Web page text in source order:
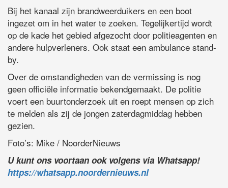
Bij het kanaal zijn brandweerduikers en een boot
ingezet om in het water te zoeken. Tegelijkertijd wordt
op de kade het gebied afgezocht door politieagenten en
andere hulpverleners. Ook staat een ambulance stand-
by.
Over de omstandigheden van de vermissing is nog
geen officiële informatie bekendgemaakt. De politie
voert een buurtonderzoek uit en roept mensen op zich
te melden als zij de jongen zaterdagmiddag hebben
gezien.
Foto’s: Mike / NoorderNieuws
U kunt ons voortaan ook volgens via Whatsapp!
https://whatsapp.noordernieuws.nl